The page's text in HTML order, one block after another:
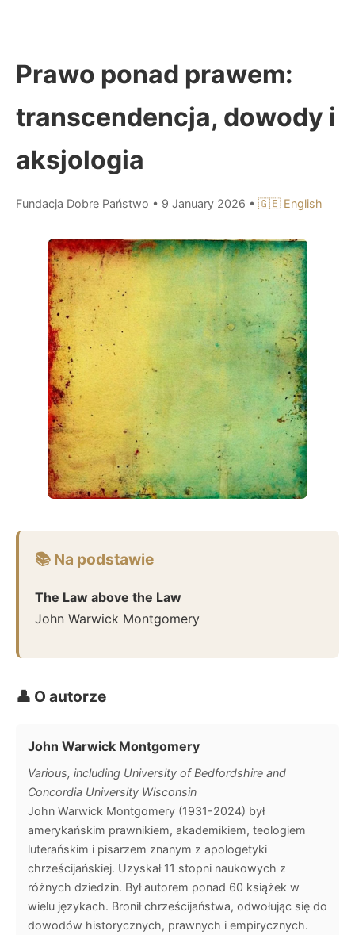
Prawo ponad prawem:
transcendencja, dowody i
aksjologia
Fundacja Dobre Państwo • 9 January 2026 • 🇬🇧 English
📚 Na podstawie
The Law above the Law
John Warwick Montgomery
👤 O autorze
John Warwick Montgomery
Various, including University of Bedfordshire and
Concordia University Wisconsin
John Warwick Montgomery (1931-2024) był
amerykańskim prawnikiem, akademikiem, teologiem
luterańskim i pisarzem znanym z apologetyki
chrześcijańskiej. Uzyskał 11 stopni naukowych z
różnych dziedzin. Był autorem ponad 60 książek w
wielu językach. Bronił chrześcijaństwa, odwołując się do
dowodów historycznych, prawnych i empirycznych.